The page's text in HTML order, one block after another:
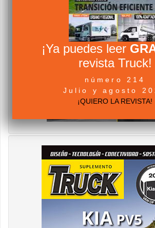
¡Ya puedes leer
revista Truck!
número 214
Julio y agosto
¡QUIERO LA REVISTA!